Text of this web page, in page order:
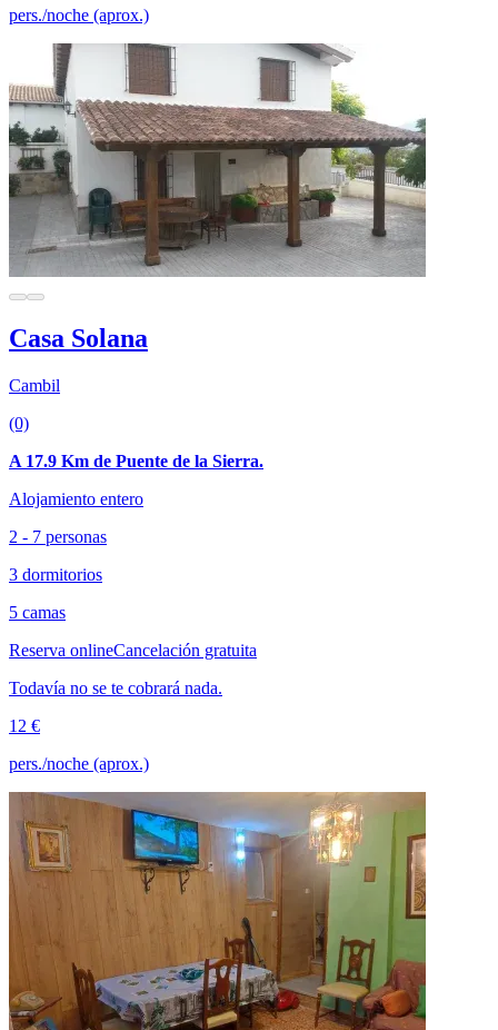
pers./noche (aprox.)
Casa Solana
Cambil
(0)
A 17.9 Km de Puente de la Sierra.
Alojamiento entero
2 - 7 personas
3 dormitorios
5 camas
Reserva onlineCancelación gratuita
Todavía no se te cobrará nada.
12 €
pers./noche (aprox.)